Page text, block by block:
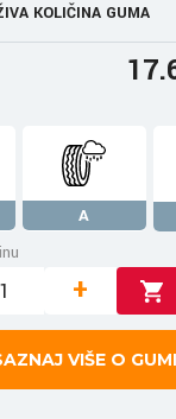
KOLIČINA GUMA
A
+
VIŠE O GUMI